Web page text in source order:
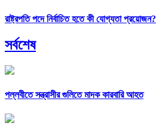
রাষ্ট্রপতি পদে নির্বাচিত হতে কী যোগ্যতা প্রয়োজন?
সর্বশেষ
পল্লবীতে সন্ত্রাসীর গুলিতে মাদক কারবারি আহত